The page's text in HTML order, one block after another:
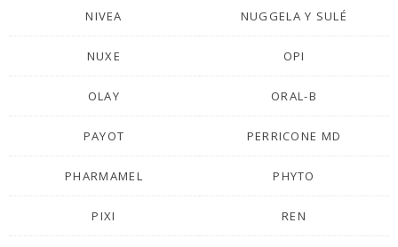
NIVEA NUGGELA Y SULÉ
NUXE OPI
OLAY ORAL-B
PAYOT PERRICONE MD
PHARMAMEL PHYTO
PIXI REN